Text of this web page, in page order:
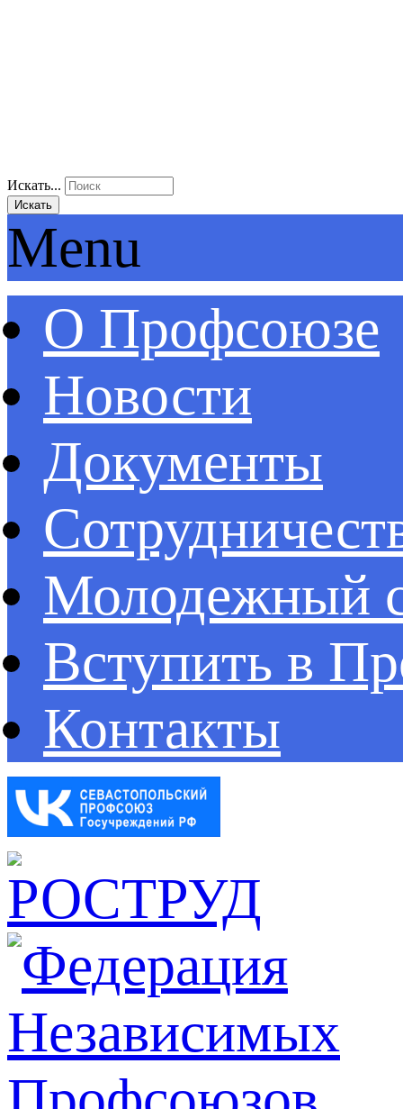
Искать...
Искать
Menu
О Профсоюзе
Новости
Документы
Молодежный
Вступить в
Контакты